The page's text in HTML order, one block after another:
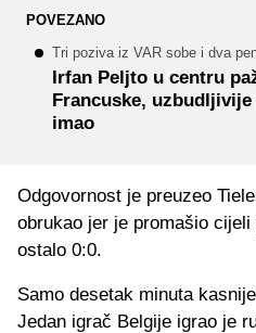
POVEZANO
Tri poziva iz VAR sobe i dva
Irfan Peljto u centru
Francuske,
imao
Odgovornost je preuzeo
obrukao jer je promašio
ostalo 0:0.
Samo desetak minuta
Jedan igrač Belgije igrao je